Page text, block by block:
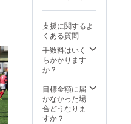
ル全体
送り出
してく
れた壮
行会動
画、そ
国大会
終了後
の御礼
動画な
支援に関するよ
くある質問
手数料はいく
らかかります
か？
目標金額に届
かなかった場
合どうなりま
すか？